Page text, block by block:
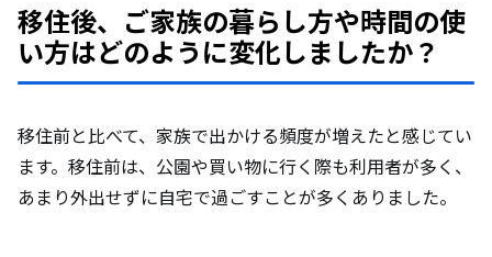
移住後、ご家族の暮らし方や時間の使
い方はどのように変化しましたか？
移住前と比べて、家族で出かける頻度が増えたと感じてい
ます。移住前は、公園や買い物に行く際も利用者が多く、
あまり外出せずに自宅で過ごすことが多くありました。